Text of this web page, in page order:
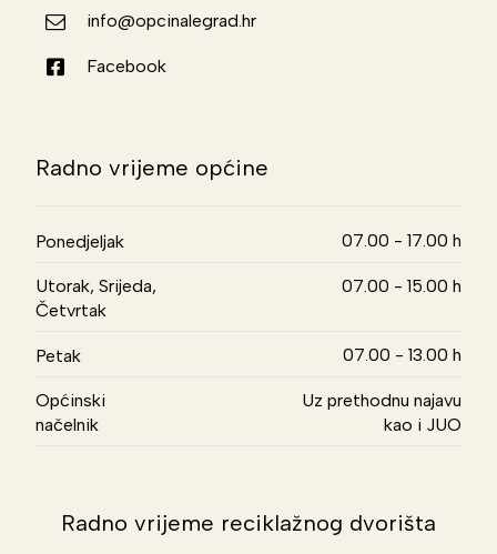
info@opcinalegrad.hr
Facebook
Radno vrijeme općine
Ponedjeljak 07.00 - 17.00 h
Utorak, Srijeda,
Četvrtak
07.00 - 15.00 h
Petak 07.00 - 13.00 h
Općinski
načelnik
Uz prethodnu najavu
kao i JUO
Radno vrijeme reciklažnog dvorišta